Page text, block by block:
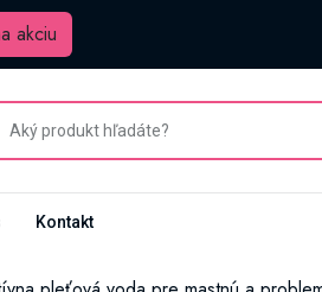
akciu
Kontakt